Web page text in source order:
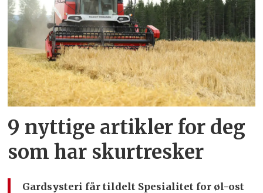
9 nyttige artikler for deg
som har skurtresker
Gardsysteri får tildelt Spesialitet for øl-ost